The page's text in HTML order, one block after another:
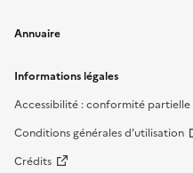
Annuaire
Informations légales
Accessibilité : conformité partielle
Conditions générales d'utilisation
Crédits